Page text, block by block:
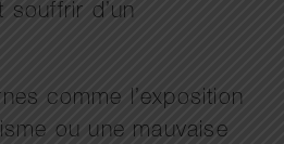
d’un
comme l’exposition
ou une mauvaise